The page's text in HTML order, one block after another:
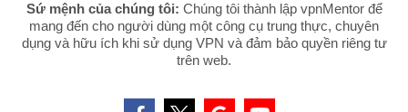
Sứ mệnh của chúng tôi: Chúng tôi thành lập vpnMentor để
mang đến cho người dùng một công cụ trung thực, chuyên
dụng và hữu ích khi sử dụng VPN và đảm bảo quyền riêng tư
trên web.